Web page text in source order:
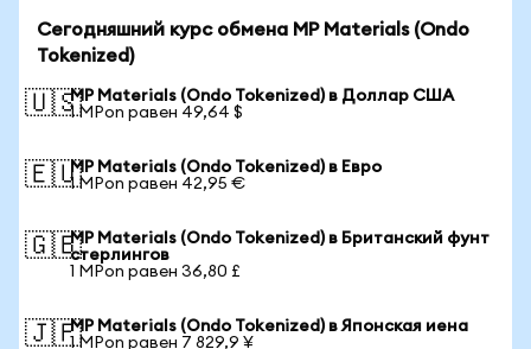
Сегодняшний курс обмена MP Materials (Ondo
Tokenized)
🇺🇸MP Materials (Ondo Tokenized) в Доллар США
1 MPon равен 49,64 $
🇪🇺MP Materials (Ondo Tokenized) в Евро
1 MPon равен 42,95 €
🇬🇧MP Materials (Ondo Tokenized) в Британский фунт
стерлингов
1 MPon равен 36,80 £
🇯🇵MP Materials (Ondo Tokenized) в Японская иена
1 MPon равен 7 829,9 ¥